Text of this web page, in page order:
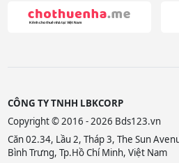
CÔNG TY TNHH LBKCORP
Copyright © 2016 - 2026 Bds123.vn
Căn 02.34, Lầu 2, Tháp 3, The Sun
Bình Trưng, Tp.Hồ Chí Minh, Việt Nam